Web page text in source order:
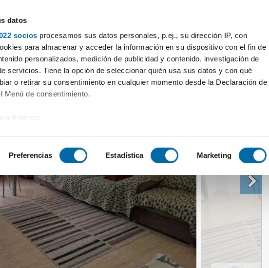
datos
socios procesamos sus datos personales, p.ej., su dirección IP, con
para almacenar y acceder la información en su dispositivo con el fin de
personalizados, medición de publicidad y contenido, investigación de
servicios. Tiene la opción de seleccionar quién usa sus datos y con qué
o retirar su consentimiento en cualquier momento desde la Declaración de
Menú de consentimiento.
analizándolo activamente para buscar características específicas (huellas
sobre cómo se procesan sus datos personales y establezca sus
de datos
. Puede cambiar o retirar su consentimiento en cualquier momento
web se usan para personalizar el contenido y los anuncios, ofrecer funciones
el tráfico. Además, compartimos información sobre el uso que haga del
de redes sociales, publicidad y análisis web, quienes pueden
que les haya proporcionado o que hayan recopilado a partir del uso
Preferencias Estadística Marketing
Piso en Mare Nostrum - Mercado, Puerto de Sagunto,